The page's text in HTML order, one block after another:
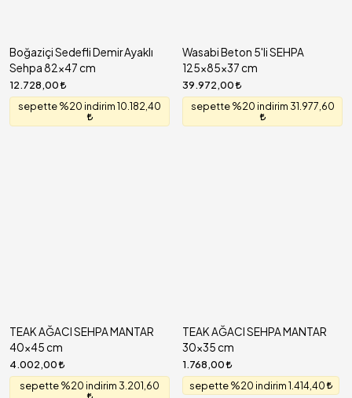
Boğaziçi Sedefli Demir Ayaklı
Sehpa 82x47 cm
12.728,00
sepette %20 indirim 10.182,40
Wasabi Beton 5'li SEHPA
125x85x37 cm
39.972,00
sepette %20 indirim 31.977,60
TEAK AĞACI SEHPA MANTAR
40x45 cm
4.002,00
sepette %20 indirim 3.201,60
TEAK AĞACI SEHPA MANTAR
30x35 cm
1.768,00
sepette %20 indirim 1.414,40